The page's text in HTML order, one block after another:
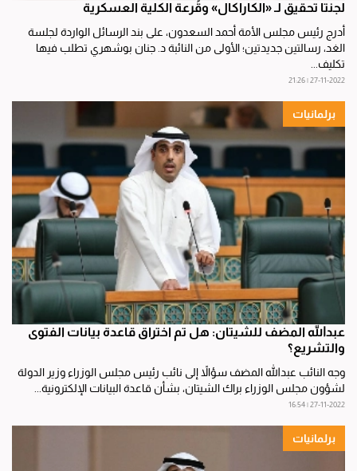
لجنتا تحقيق لـ «الكاراكال» وقُرعة الكلية العسكرية
أدرج رئيس مجلس الأمة أحمد السعدون، على بند الرسائل الواردة لجلسة
الغد، رسالتين جديدتين؛ الأولى من النائبة د. جنان بوشهري تطلب فيها
تكليف...
27-11-2022 | 21:26
برلمانيات
عبدالله المضف للشيتان: هل تم اختراق قاعدة بيانات الفتوى
والتشريع؟
وجه النائب عبدالله المضف سؤالاً إلى نائب رئيس مجلس الوزراء وزير الدولة
لشؤون مجلس الوزراء براك الشيتان، بشأن قاعدة البيانات الإلكترونية...
27-11-2022 | 16:54
برلمانيات